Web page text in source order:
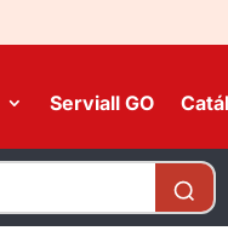
Serviall GO